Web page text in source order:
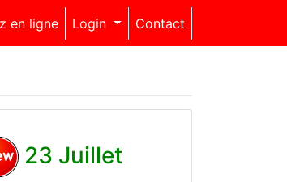
en ligne Login Contact
23 Juillet